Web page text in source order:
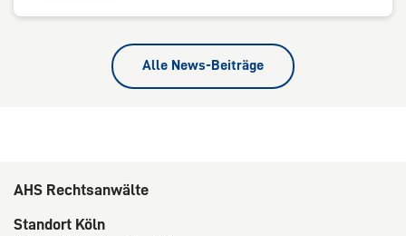
Alle News-Beiträge
AHS Rechtsanwälte
Standort Köln